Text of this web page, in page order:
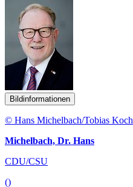
Bildinformationen
© Hans Michelbach/Tobias Koch
Michelbach, Dr. Hans
CDU/CSU
()